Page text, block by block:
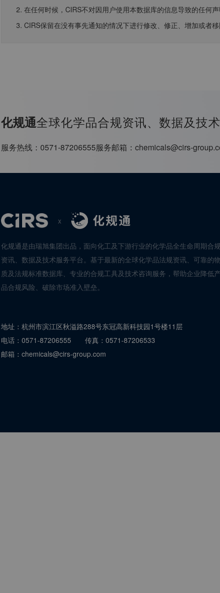
2. 在任何时候，CIRS不对因用户使用本数据库的信息导致的任何
3. CIRS保留在没有事先通知的情况下进行修改、修正、增加或者
化规通全球化学品合规资讯、数据及技
服务热线： 0571-87206555服务邮箱： chemicals@cirs-
x
化规通是由瑞旭集团出品，面向化工及下游行业的化学品全生命周期合
资讯、数据及技术服务平台。基于最新的全球化学品法规资讯、可靠的
质及法规标准数据库、专业的合规工具及技术咨询服务，帮助企业降低
品合规风险、破除市场准入壁垒。
地址： 杭州市滨江区秋溢路288号东冠高新科技园1号楼11层
电话： 0571-87206555 传真： 0571-87206533
邮箱： chemicals@cirs-group.com